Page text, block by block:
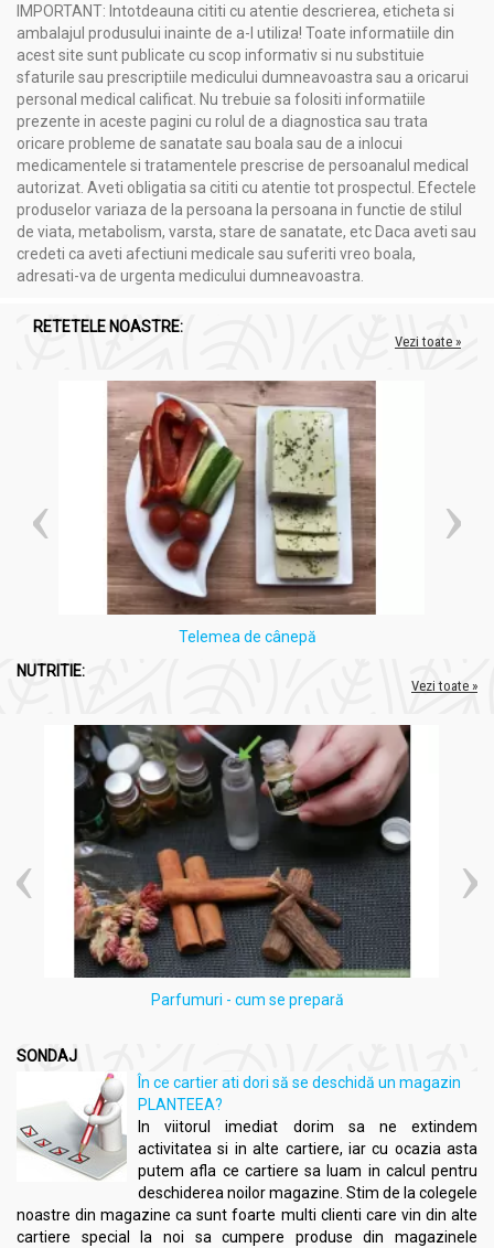
IMPORTANT: Intotdeauna cititi cu atentie descrierea, eticheta si
ambalajul produsului inainte de a-l utiliza! Toate informatiile din
acest site sunt publicate cu scop informativ si nu substituie
sfaturile sau prescriptiile medicului dumneavoastra sau a oricarui
personal medical calificat. Nu trebuie sa folositi informatiile
prezente in aceste pagini cu rolul de a diagnostica sau trata
oricare probleme de sanatate sau boala sau de a inlocui
medicamentele si tratamentele prescrise de persoanalul medical
autorizat. Aveti obligatia sa cititi cu atentie tot prospectul. Efectele
produselor variaza de la persoana la persoana in functie de stilul
de viata, metabolism, varsta, stare de sanatate, etc Daca aveti sau
credeti ca aveti afectiuni medicale sau suferiti vreo boala,
adresati-va de urgenta medicului dumneavoastra.
RETETELE NOASTRE:
Vezi toate »
Telemea de cânepă
NUTRITIE:
Vezi toate »
Parfumuri - cum se prepară
SONDAJ
În ce cartier ati dori să se deschidă un magazin
PLANTEEA?
In viitorul imediat dorim sa ne extindem
activitatea si in alte cartiere, iar cu ocazia asta
putem afla ce cartiere sa luam in calcul pentru
deschiderea noilor magazine. Stim de la colegele
noastre din magazine ca sunt foarte multi clienti care vin din alte
cartiere special la noi sa cumpere produse din magazinele